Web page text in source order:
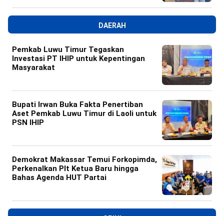
DAERAH
Pemkab Luwu Timur Tegaskan
Investasi PT IHIP untuk Kepentingan
Masyarakat
Bupati Irwan Buka Fakta Penertiban
Aset Pemkab Luwu Timur di Laoli untuk
PSN IHIP
Demokrat Makassar Temui Forkopimda,
Perkenalkan Plt Ketua Baru hingga
Bahas Agenda HUT Partai